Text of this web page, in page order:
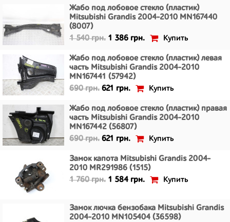
Жабо под лобовое стекло (пластик)
Mitsubishi Grandis 2004-2010 MN167440
(8007)
1 540 грн. 1 386 грн. Купить
Жабо под лобовое стекло (пластик) левая
часть Mitsubishi Grandis 2004-2010
MN167441 (57942)
690 грн. 621 грн. Купить
Жабо под лобовое стекло (пластик) правая
часть Mitsubishi Grandis 2004-2010
MN167442 (56807)
690 грн. 621 грн. Купить
Замок капота Mitsubishi Grandis 2004-
2010 MR291986 (1515)
1 760 грн. 1 584 грн. Купить
Замок лючка бензобака Mitsubishi Grandis
2004-2010 MN105404 (36598)